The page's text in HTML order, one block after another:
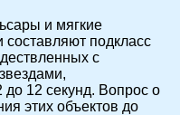
и мягкие
подкласс
с
12 секунд. Вопрос о
этих объектов до